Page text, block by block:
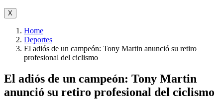
X
Home
Deportes
El adiós de un campeón: Tony Martin anunció su retiro
profesional del ciclismo
El adiós de un campeón: Tony Martin
anunció su retiro profesional del ciclismo